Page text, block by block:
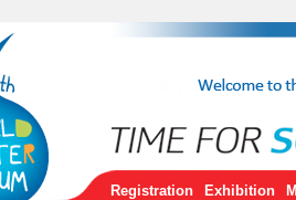
Registration Exhibition